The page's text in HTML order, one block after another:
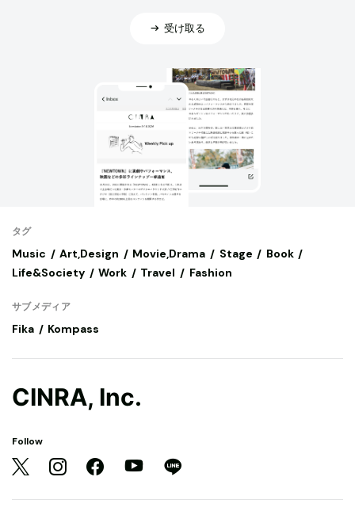
受け取る
タグ
Music Art,Design Movie,Drama Stage
Book
Life&Society
Work Travel Fashion
サブメディア
Fika Kompass
CINRA, Inc.
Follow